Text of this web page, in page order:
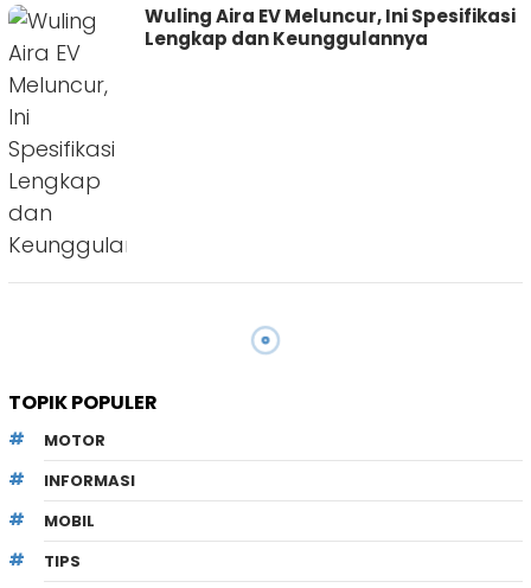
Wuling Aira EV Meluncur, Ini Spesifikasi
Lengkap dan Keunggulannya
TOPIK POPULER
MOTOR
INFORMASI
MOBIL
TIPS